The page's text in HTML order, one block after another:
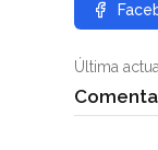
Última